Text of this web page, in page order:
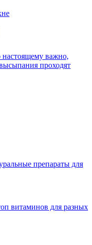
важно,
проходят
препараты для
витаминов для разных